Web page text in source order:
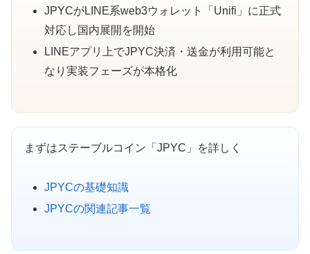
JPYCがLINE系web3ウォレット「Unifi」に正式
対応し国内展開を開始
LINEアプリ上でJPYC決済・送金が利用可能と
なり実装フェーズが本格化
まずはステーブルコイン「JPYC」を詳しく
JPYCの基礎知識
JPYCの関連記事一覧